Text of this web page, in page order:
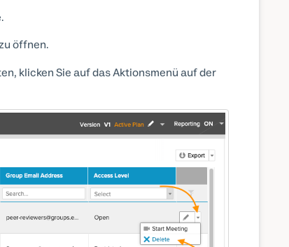
öffnen.
klicken Sie auf das Aktionsmenü auf der